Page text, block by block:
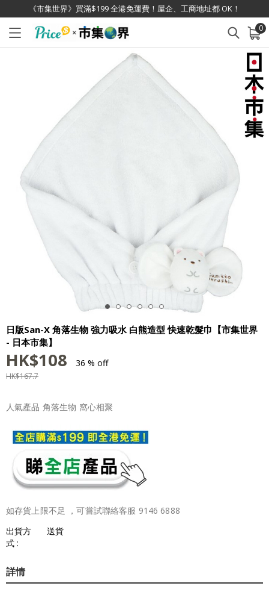
《市集世界》買滿$199 全港免運費！屋企、工商地址都 OK！
0
已加入購物車 查看
日版San-X 角落生物 強力吸水 白熊造型 快速乾髮巾【市集世界
- 日本市集】
HK$108 36 % off
HK$167.7
人氣產品 角落生物 窩心相聚
如存貨上限不足 ，可嘗試聯絡客服 9146 6888
出貨方
式 :
送貨
詳情